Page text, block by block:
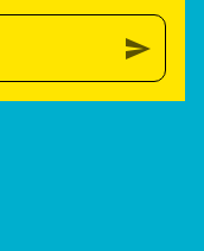
send